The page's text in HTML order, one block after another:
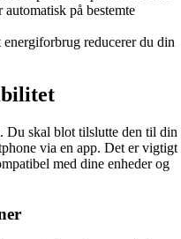
på bestemte
reducerer du din
Du skal blot tilslutte den til din
via en app. Det er vigtigt
med dine enheder og